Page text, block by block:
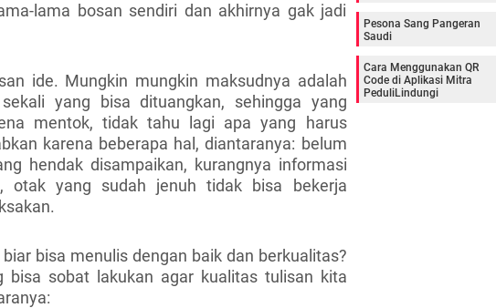
lama bosan sendiri dan akhirnya gak jadi
ide. Mungkin mungkin maksudnya adalah
yang bisa dituangkan, sehingga yang
mentok, tidak tahu lagi apa yang harus
karena beberapa hal, diantaranya: belum
hendak disampaikan, kurangnya informasi
otak yang sudah jenuh tidak bisa bekerja
bisa menulis dengan baik dan berkualitas?
bisa sobat lakukan agar kualitas tulisan kita
Pesona Sang Pangeran
Saudi
Cara Menggunakan QR
Code di Aplikasi Mitra
PeduliLindungi